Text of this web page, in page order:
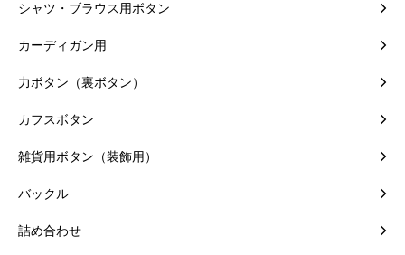
シャツ・ブラウス用ボタン
カーディガン用
力ボタン（裏ボタン）
カフスボタン
雑貨用ボタン（装飾用）
バックル
詰め合わせ